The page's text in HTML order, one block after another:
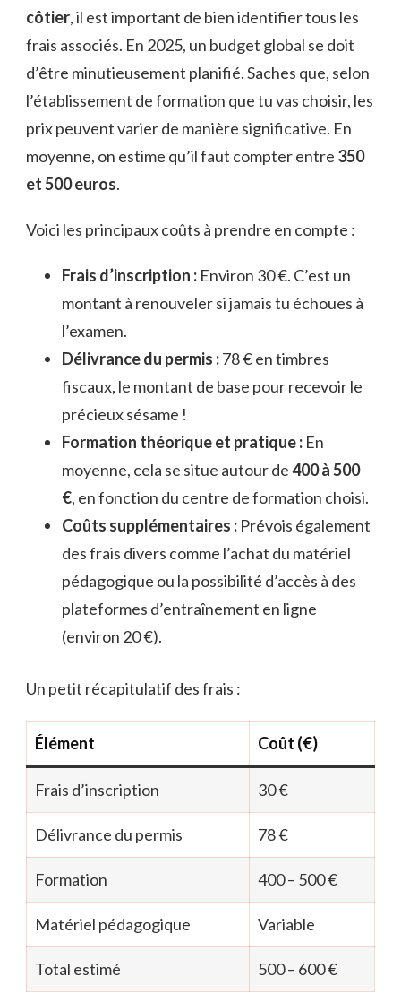
côtier, il est important de bien identifier tous les
frais associés. En 2025, un budget global se doit
d’être minutieusement planifié. Saches que, selon
l’établissement de formation que tu vas choisir, les
prix peuvent varier de manière significative. En
moyenne, on estime qu’il faut compter entre 350
et 500 euros.
Voici les principaux coûts à prendre en compte :
Frais d’inscription : Environ 30 €. C’est un
montant à renouveler si jamais tu échoues à
l’examen.
Délivrance du permis :78 € en timbres
fiscaux, le montant de base pour recevoir le
précieux sésame !
Formation théorique et pratique : En
moyenne, cela se situe autour de400 à 500
€, en fonction du centre de formation choisi.
Coûts supplémentaires : Prévois également
des frais divers comme l’achat du matériel
pédagogique ou la possibilité d’accès à des
plateformes d’entraînement en ligne
(environ 20 €).
Un petit récapitulatif des frais :
Élément Coût (€)
Frais d’inscription 30 €
Délivrance du permis 78 €
Formation 400 – 500 €
Matériel pédagogique Variable
Total estimé 500 – 600 €